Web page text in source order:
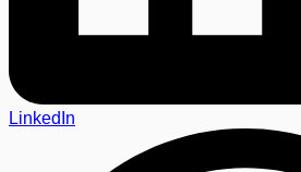
LinkedIn